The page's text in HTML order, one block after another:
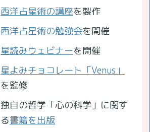
西洋占星術の講座を製作
西洋占星術の勉強会を開催
星読みウェビナーを開催
星よみチョコレート「Venus」
を監修
独自の哲学「心の科学」に関す
る書籍を出版